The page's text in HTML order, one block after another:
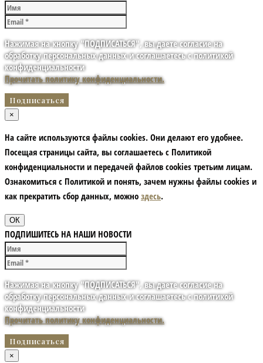
Нажимая на кнопку "ПОДПИСАТЬСЯ", вы даете согласие на
обработку персональных данных и соглашаетесь с политикой
конфиденциальности
Прочитать политику конфиденциальности.
×
На сайте используются файлы cookies. Они делают его удобнее.
Посещая страницы сайта, вы соглашаетесь с Политикой
конфиденциальности и передачей файлов cookies третьим лицам.
Ознакомиться с Политикой и понять, зачем нужны файлы сookies и
как прекратить сбор данных, можно здесь.
ОК
ПОДПИШИТЕСЬ НА НАШИ НОВОСТИ
Нажимая на кнопку "ПОДПИСАТЬСЯ", вы даете согласие на
обработку персональных данных и соглашаетесь с политикой
конфиденциальности
Прочитать политику конфиденциальности.
×